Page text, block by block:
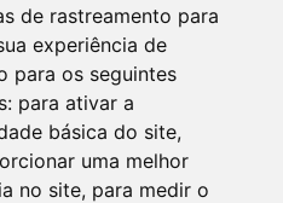
de rastreamento para
experiência de
para os seguintes
para ativar a
básica do site,
uma melhor
no site, para medir o
às 17h30, de segunda a
feiras das 7h às 13h